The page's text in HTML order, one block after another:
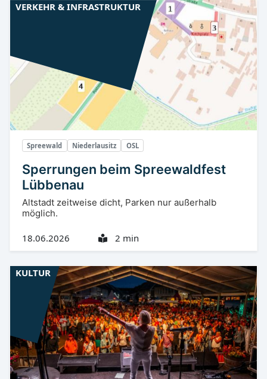
Spreewald Niederlausitz OSL
Sperrungen beim Spreewaldfest
Lübbenau
Altstadt zeitweise dicht, Parken nur außerhalb
möglich.
18.06.2026 2 min
VERKEHR & INFRASTRUKTUR
KULTUR